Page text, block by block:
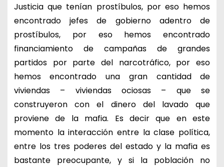
Justicia que tenían prostíbulos, por eso hemos
encontrado jefes de gobierno adentro de
prostíbulos, por eso hemos encontrado
financiamiento de campañas de grandes
partidos por parte del narcotráfico, por eso
hemos encontrado una gran cantidad de
viviendas – viviendas ociosas – que se
construyeron con el dinero del lavado que
proviene de la mafia. Es decir que en este
momento la interacción entre la clase política,
entre los tres poderes del estado y la mafia es
bastante preocupante, y si la población no